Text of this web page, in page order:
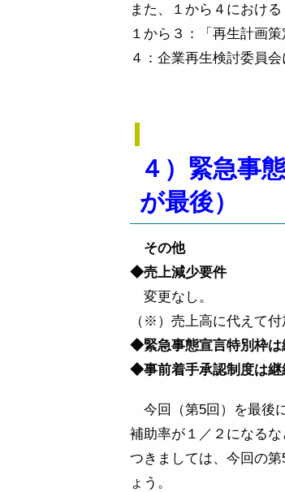
また、１から４におけ
１から３：「再生計画
４：企業再生検討委員
４）緊急事
が最後）
その他
◆売上減少要件
変更なし。
（※）売上高に代えて
◆緊急事態宣言特別枠は
◆事前着手承認制度は継
今回（第5回）を最後に
補助率が１／２になるな
つきましては、 今回の第
ょう。